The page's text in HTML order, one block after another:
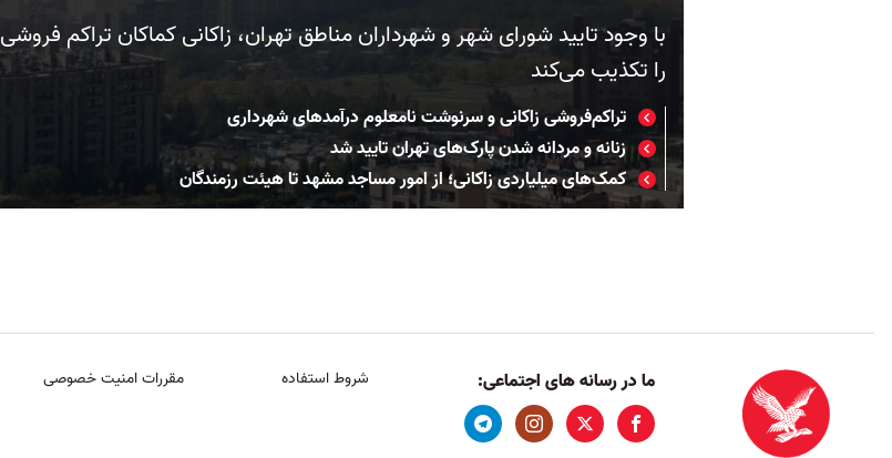
با وجود تایید شورای شهر و شهرداران مناطق تهران، زاکانی کماکان تراکم فروشی
را تکذیب می‌کند
تراکم‌فروشی زاکانی و سرنوشت نامعلوم درآمدهای شهرداری
زنانه و مردانه شدن پارک‌های تهران تایید شد
کمک‌های میلیاردی زاکانی؛ از امور مساجد مشهد تا هیئت رزمندگان
ما در رسانه های اجتماعی: شروط استفاده مقررات امنیت خصوصی